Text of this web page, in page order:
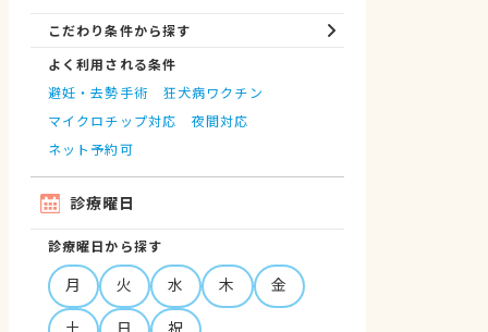
こだわり条件から探す
よく利用される条件
避妊・去勢手術
狂犬病ワクチン
マイクロチップ対応
夜間対応
ネット予約可
診療曜日
診療曜日から探す
月 火 水 木
金
土
日 祝